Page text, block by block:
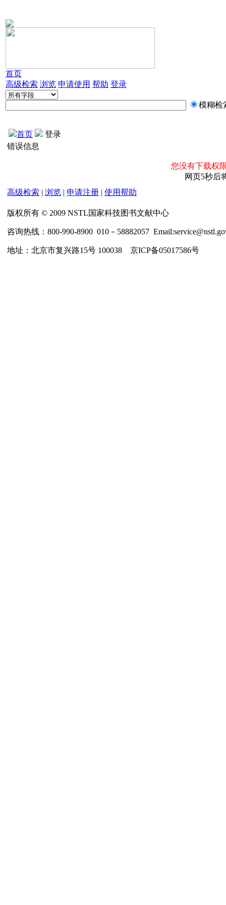
首页
高级检索 浏览 申请使用 帮助 登录
模糊检
首页
登录
错误信息
您没有下载权
网页5秒后
高级检索 | 浏览 | 申请注册 | 使用帮助
版权所有 © 2009 NSTL国家科技图书文献中心
咨询热线：800-990-8900 010－58882057
地址：北京市复兴路15号 100038 京ICP备05017586号